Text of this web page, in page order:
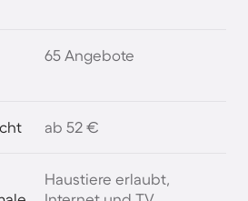
65 Angebote
ab 52 €
Haustiere erlaubt,